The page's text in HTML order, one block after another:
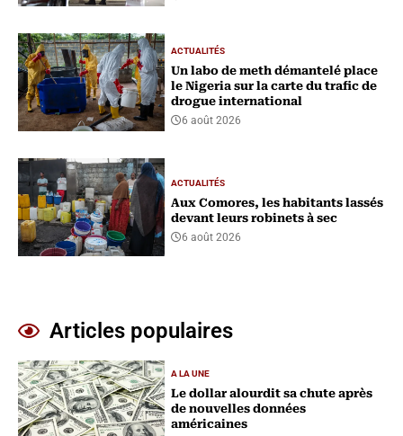
ACTUALITÉS
Un labo de meth démantelé place
le Nigeria sur la carte du trafic de
drogue international
6 août 2026
ACTUALITÉS
Aux Comores, les habitants lassés
devant leurs robinets à sec
6 août 2026
Articles populaires
A LA UNE
Le dollar alourdit sa chute après
de nouvelles données
américaines